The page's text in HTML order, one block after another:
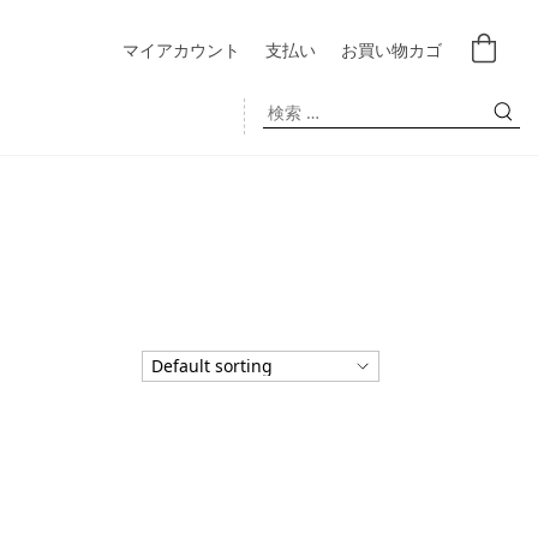
マイアカウント 支払い お買い物カゴ